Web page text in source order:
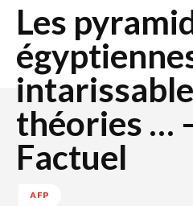
Les
théories …
Factuel
AFP